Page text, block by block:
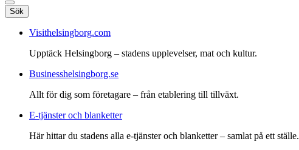
Sök
Visithelsingborg.com
Upptäck Helsingborg – stadens upplevelser, mat och kultur.
Businesshelsingborg.se
Allt för dig som företagare – från etablering till tillväxt.
E-tjänster och blanketter
Här hittar du stadens alla e-tjänster och blanketter – samlat på ett ställe.